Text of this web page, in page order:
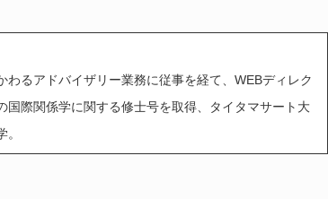
るアドバイザリー業務に従事を経て、WEBディレク
際関係学に関する修士号を取得、タイタマサート大